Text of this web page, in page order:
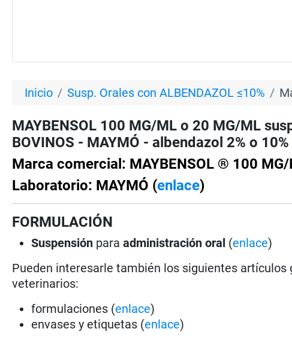
Inicio Susp. Orales con ALBENDAZOL ≤10%
MAYBENSOL 100 MG/ML o 20 MG/ML
BOVINOS - MAYMÓ - albendazol 2% o
Marca comercial: MAYBENSOL ® 100
Laboratorio: MAYMÓ (enlace)
FORMULACIÓN
Suspensión paraadministración oral (enlace)
Pueden interesarle también los siguientes
veterinarios:
formulaciones (enlace)
envases y etiquetas (enlace)